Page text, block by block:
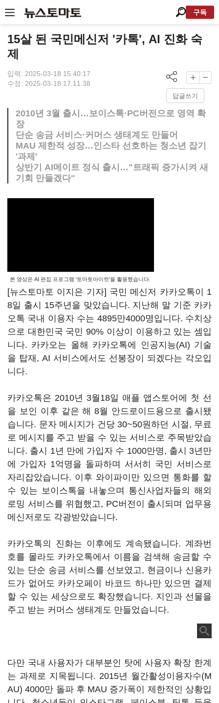
구독
15살 된 국민메신저 '카톡', AI 진화 숙
제
입력: 2025-03-18 15:40:17
수정: 2025-03-18 17:11:38
답글쓰기
2010년 3월 출시…보이스톡·PC버전으로 영역 확
장
단순 송금 서비스·커머스 생태계도 만들어
MAU 제한적 성장…인스타 선호하는 청소년 잡기
'과제'
상반기 AI메이트 정식 출시…"트래픽 증가시켜 새
기회 만들겠다"
본 영상은 AI 편집 프로그램 '토마토아이컷'을 활용했습니다.
[뉴스토마토 이지은 기자] 국민 메신저 카카오톡이 1
8일 출시 15주년을 맞았습니다. 지난해 말 기준 카카
오톡 국내 이용자 수는 4895만4000명입니다. 수치상
으로 대한민국 국민 90% 이상이 이용하고 있는 셈입
니다. 카카오는 올해 카카오톡에 인공지능(AI) 기술
을 탑재, AI 서비스에서도 선봉장이 되겠다는 각오입
니다.
카카오톡은 2010년 3월18일 애플 앱스토어에 첫 선
을 보인 이후 같은 해 8월 안드로이드용으로 출시됐
습니다. 문자 메시지가 건당 30~50원하던 시절, 무료
로 메시지를 주고 받을 수 있는 서비스로 주목받았습
니다. 출시 1년 만에 가입자 수 1000만명, 출시 3년만
에 가입자 1억명을 돌파하며 서서히 국민 서비스로
자리잡았습니다. 이후 와이파이만 있으면 통화를 할
수 있는 보이스톡을 내놓으며 통신사업자들의 해외
로밍 서비스를 위협했고, PC버전이 출시되며 업무용
메신저로도 각광받았습니다.
카카오톡의 진화는 이후에도 계속됐습니다. 계좌번
호를 몰라도 카카오톡에서 이름을 검색해 송금할 수
있는 단순 송금 서비스를 선보였고, 현금이나 신용카
드가 없어도 카카오페이 바코드 하나만 있으면 결제
할 수 있는 세상으로도 확장했습니다. 지인과 선물을
주고 받는 커머스 생태계도 만들었습니다.
다만 국내 사용자가 대부분인 탓에 사용자 확장 한계
는 과제로 지목됩니다. 2015년 월간활성이용자수(M
AU) 4000만 돌파 후 MAU 증가폭이 제한적인 상황입